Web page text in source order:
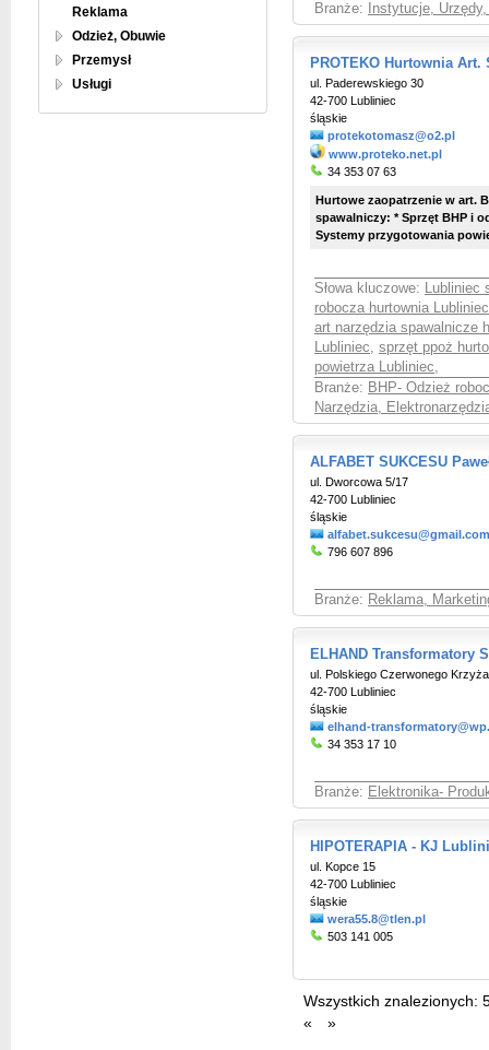
Reklama
Odzież, Obuwie
Przemysł
Usługi
Branże:
Instytucje,
PROTEKO Hurtownia
ul. Paderewskiego 30
42-700 Lubliniec
śląskie
protekotomasz@o2.pl
www.proteko.net.pl
34 353 07 63
Hurtowe zaopatrzenie w art.
spawalniczy: * Sprzęt BHP i
Systemy przygotowania
Słowa kluczowe: Lubliniec
robocza hurtownia Lubliniec
art narzędzia spawalnicze
Lubliniec, sprzęt ppoż
powietrza Lubliniec,
Branże: BHP- Odzież
Narzędzia,
ALFABET SUKCESU
ul. Dworcowa 5/17
42-700 Lubliniec
śląskie
alfabet.sukcesu@gmail.com
796 607 896
Branże: Reklama,
ELHAND Transformatory
ul. Polskiego Czerwonego
42-700 Lubliniec
śląskie
elhand-
34 353 17 10
Branże: Elektronika-
HIPOTERAPIA - KJ
ul. Kopce 15
42-700 Lubliniec
śląskie
wera55.8@tlen.pl
503 141 005
Wszystkich znalezionych:
«
»